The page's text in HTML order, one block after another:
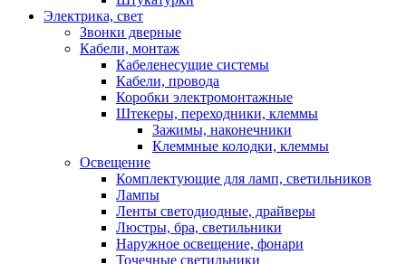
Электрика, свет
Звонки дверные
Кабели, монтаж
Кабеленесущие системы
Кабели, провода
Коробки электромонтажные
Штекеры, переходники, клеммы
Зажимы, наконечники
Клеммные колодки, клеммы
Освещение
Комплектующие для ламп, светильников
Лампы
Ленты светодиодные, драйверы
Люстры, бра, светильники
Наружное освещение, фонари
Точечные светильники